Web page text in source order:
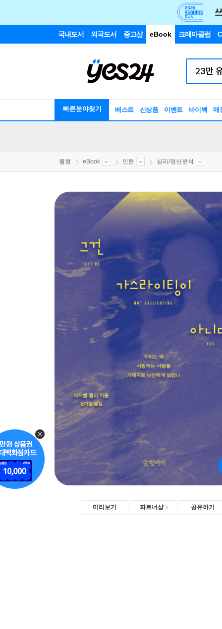
국내도서 외국도서 중고샵 eBook 크레마클럽
빠른분야찾기 베스트 신상품 이벤트 바이백 매
웰컴 eBook 인문 심리/정신분석
미리보기 파트너샵 공유하기